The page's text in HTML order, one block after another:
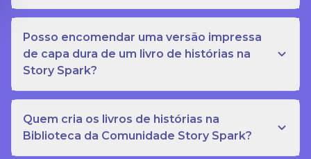
Posso encomendar uma versão impressa
de capa dura de um livro de histórias na
Story Spark?
Quem cria os livros de histórias na
Biblioteca da Comunidade Story Spark?